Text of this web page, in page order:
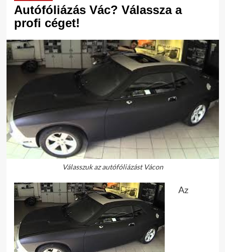
Autófóliázás Vác? Válassza a
profi céget!
Válasszuk az autófóliázást Vácon
Az